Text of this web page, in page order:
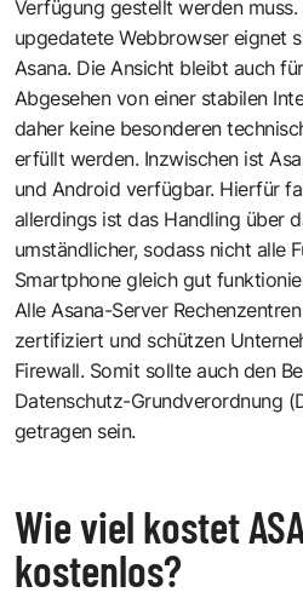
Verfügung gestellt werden
upgedatete Webbrowser eignet
Asana. Die Ansicht bleibt auch
Abgesehen von einer stabilen
daher keine besonderen
erfüllt werden. Inzwischen ist
und Android verfügbar. Hierfür
allerdings ist das Handling über
umständlicher, sodass nicht alle
Smartphone gleich gut
Alle Asana-Server
zertifiziert und schützen
Firewall. Somit sollte auch den
Datenschutz-Grundverordnung
getragen sein.
Wie viel kostet
kostenlos?